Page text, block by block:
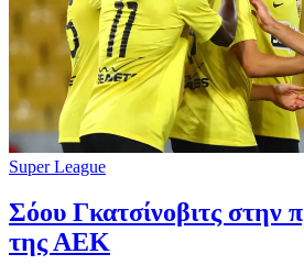
Super League
Σόου Γκατσίνοβιτς στην
της ΑΕΚ